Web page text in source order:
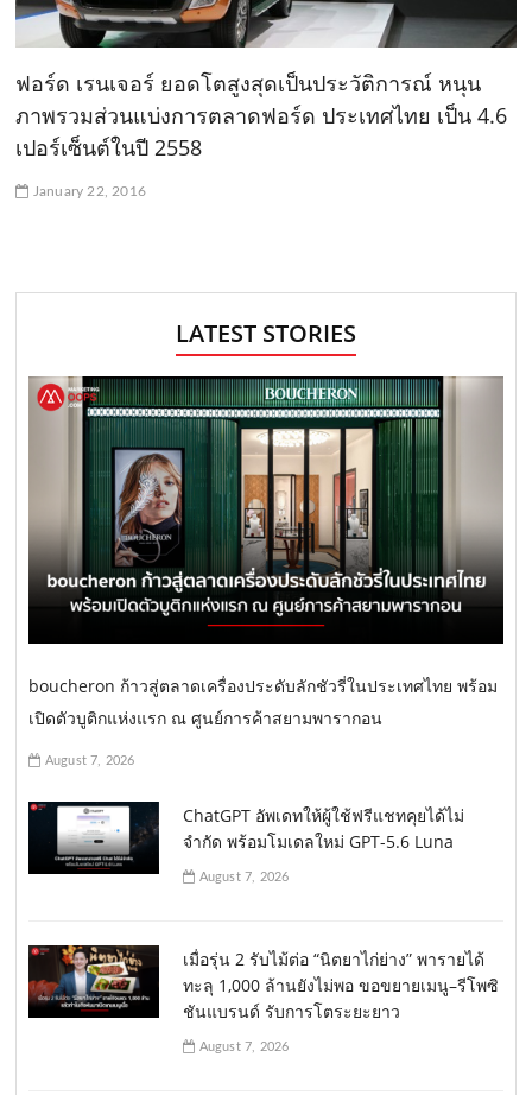
ฟอร์ด เรนเจอร์ ยอดโตสูงสุดเป็นประวัติการณ์ หนุน
ภาพรวมส่วนแบ่งการตลาดฟอร์ด ประเทศไทย เป็น 4.6
เปอร์เซ็นต์ในปี 2558
January 22, 2016
LATEST STORIES
boucheron ก้าวสู่ตลาดเครื่องประดับลักชัวรี่ในประเทศไทย พร้อม
เปิดตัวบูติกแห่งแรก ณ ศูนย์การค้าสยามพารากอน
August 7, 2026
ChatGPT อัพเดทให้ผู้ใช้ฟรีแชทคุยได้ไม่
จำกัด พร้อมโมเดลใหม่ GPT-5.6 Luna
August 7, 2026
เมื่อรุ่น 2 รับไม้ต่อ “นิตยาไก่ย่าง” พารายได้
ทะลุ 1,000 ล้านยังไม่พอ ขอขยายเมนู–รีโพซิ
ชันแบรนด์ รับการโตระยะยาว
August 7, 2026